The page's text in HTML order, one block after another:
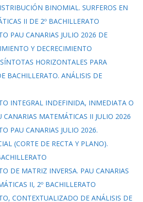
BINOMIAL. SURFEROS EN
II DE 2º BACHILLERATO
PAU CANARIAS JULIO 2026 DE
Y DECRECIMIENTO
HORIZONTALES PARA
BACHILLERATO. ANÁLISIS DE
INTEGRAL INDEFINIDA, INMEDIATA O
CANARIAS MATEMÁTICAS II JULIO 2026
PAU CANARIAS JULIO 2026.
(CORTE DE RECTA Y PLANO).
DE MATRIZ INVERSA. PAU CANARIAS
II, 2º BACHILLERATO
CONTEXTUALIZADO DE ANÁLISIS DE